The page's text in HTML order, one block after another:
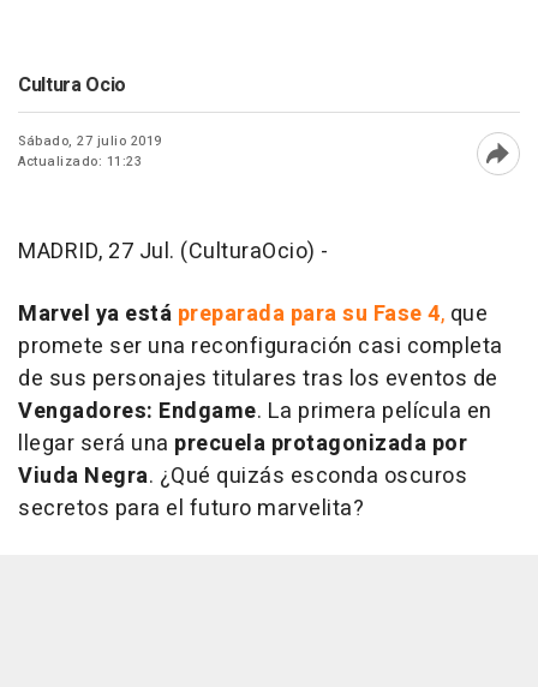
Cultura Ocio
Sábado, 27 julio 2019
Actualizado: 11:23
MADRID, 27 Jul. (CulturaOcio) -
Marvel ya está preparada para su Fase 4, que
promete ser una reconfiguración casi completa
de sus personajes titulares tras los eventos de
Vengadores: Endgame. La primera película en
llegar será una precuela protagonizada por
Viuda Negra. ¿Qué quizás esconda oscuros
secretos para el futuro marvelita?